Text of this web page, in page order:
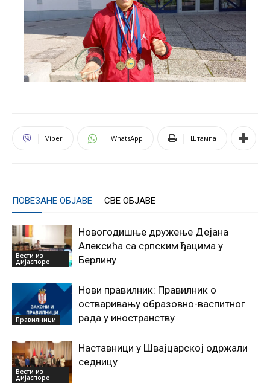
Viber WhatsApp Штампа
ПОВЕЗАНЕ ОБЈАВЕ СВЕ ОБЈАВЕ
Вести из
дијаспоре
Новогодишње дружење Дејана
Алексића са српским ђацима у
Берлину
Правилници
Нови правилник: Правилник о
остваривању образовно-васпитног
рада у иностранству
Вести из
дијаспоре
Наставници у Швајцарској одржали
седницу